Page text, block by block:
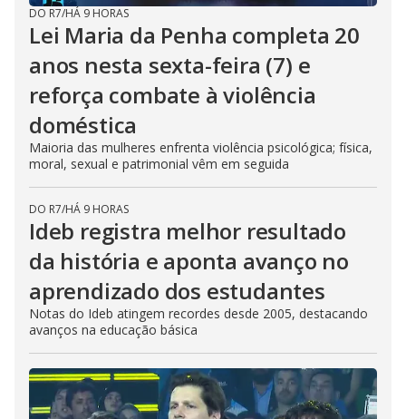
DO R7/HÁ 9 HORAS
Lei Maria da Penha completa 20
anos nesta sexta-feira (7) e
reforça combate à violência
doméstica
Maioria das mulheres enfrenta violência psicológica; física,
moral, sexual e patrimonial vêm em seguida
DO R7/HÁ 9 HORAS
Ideb registra melhor resultado
da história e aponta avanço no
aprendizado dos estudantes
Notas do Ideb atingem recordes desde 2005, destacando
avanços na educação básica